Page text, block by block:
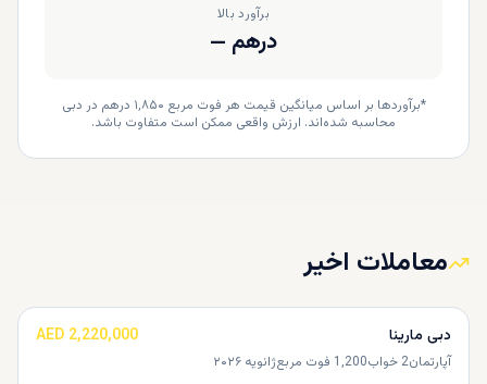
برآورد بالا
درهم —
*برآوردها بر اساس میانگین قیمت هر فوت مربع ۱٬۸۵۰ درهم در دبی
محاسبه شده‌اند. ارزش واقعی ممکن است متفاوت باشد.
معاملات اخیر
دبی مارینا AED 2,220,000
آپارتمان2 خواب1,200 فوت مربعژانویه ۲۰۲۶